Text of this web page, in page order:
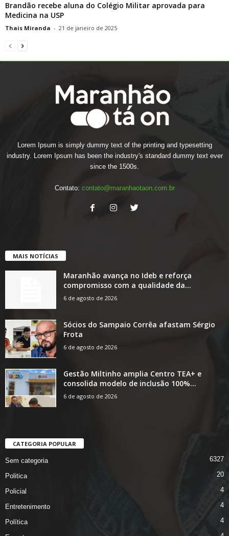
Brandão recebe aluna do Colégio Militar aprovada para
Medicina na USP
Thais Miranda - 21 de janeiro de 2025
Lorem Ipsum is simply dummy text of the printing and typesetting
industry. Lorem Ipsum has been the industry's standard dummy text ever
since the 1500s.
Contato: contato@maranhaotaon.com.br
MAIS NOTÍCIAS
Maranhão avança no Ideb e reforça
compromisso com a qualidade da...
6 de agosto de 2026
Sócios do Sampaio Corrêa afastam Sérgio
Frota
6 de agosto de 2026
Gestão Miltinho amplia Centro TEA+ e
consolida modelo de inclusão 100%...
6 de agosto de 2026
CATEGORIA POPULAR
Sem categoria 6327
Politica 20
Policial 4
Entretenimento 4
Política 4